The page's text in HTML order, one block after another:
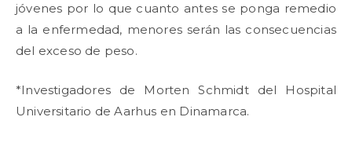
jóvenes por lo que cuanto antes se ponga remedio
a la enfermedad, menores serán las consecuencias
del exceso de peso.
*Investigadores de Morten Schmidt del Hospital
Universitario de Aarhus en Dinamarca.